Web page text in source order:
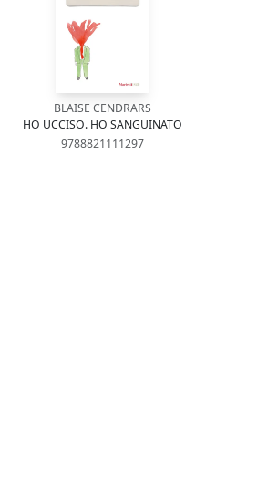
BLAISE CENDRARS
HO UCCISO. HO SANGUINATO
9788821111297